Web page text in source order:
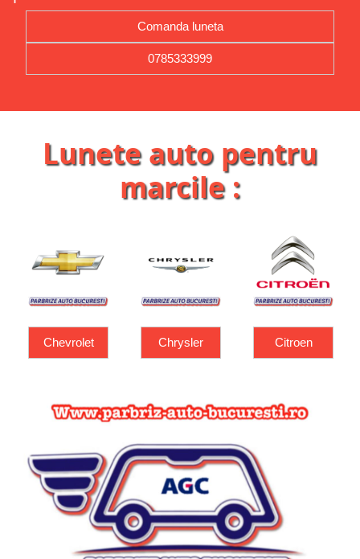
Comanda luneta
0785333999
Lunete auto pentru
marcile :
Chrysler Citroen Dacia